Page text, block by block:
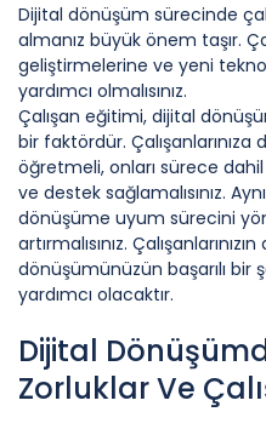
Dijital dönüşüm sürecinde
almanız büyük önem taşır.
geliştirmelerine ve yeni
yardımcı olmalısınız.
Çalışan eğitimi, dijital
bir faktördür. Çalışanlarınıza
öğretmeli, onları sürece
ve destek sağlamalısınız.
dönüşüme uyum sürecini
artırmalısınız.
dönüşümünüzün başarılı bir
yardımcı olacaktır.
Dijital
Zorluklar Ve